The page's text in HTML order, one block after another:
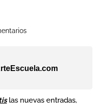
las nuevas entradas,